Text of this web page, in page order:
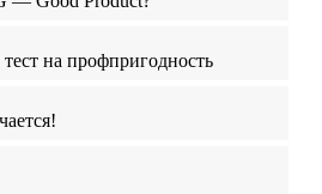
на профпригодность